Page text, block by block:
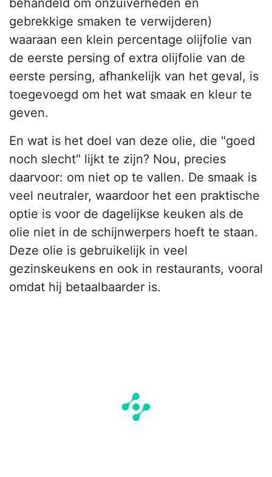
behandeld om onzuiverheden en
gebrekkige smaken te verwijderen)
waaraan een klein percentage olijfolie van
de eerste persing of extra olijfolie van de
eerste persing, afhankelijk van het geval, is
toegevoegd om het wat smaak en kleur te
geven.
En wat is het doel van deze olie, die "goed
noch slecht" lijkt te zijn? Nou, precies
daarvoor: om niet op te vallen. De smaak is
veel neutraler, waardoor het een praktische
optie is voor de dagelijkse keuken als de
olie niet in de schijnwerpers hoeft te staan.
Deze olie is gebruikelijk in veel
gezinskeukens en ook in restaurants, vooral
omdat hij betaalbaarder is.